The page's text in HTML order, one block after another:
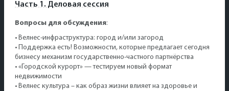
Часть 1. Деловая сессия
Вопросы для обсуждения:
•⁠ ⁠Велнес-инфраструктура: город и/или загород
•⁠ ⁠Поддержка есть! Возможности, которые предлагает сегодня
бизнесу механизм государственно-частного партнёрства
•⁠ ⁠«Городской курорт» — тестируем новый формат
недвижимости
•⁠ ⁠Велнес культура – как образ жизни влияет на здоровье и